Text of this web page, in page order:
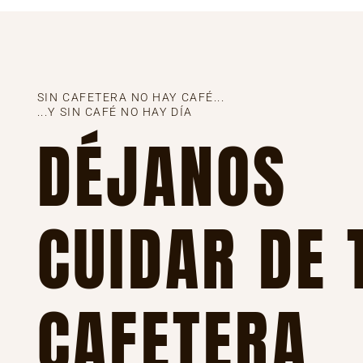
SIN CAFETERA NO HAY CAFÉ...
...Y SIN CAFÉ NO HAY DÍA
DÉJANOS
CUIDAR DE
CAFETERA